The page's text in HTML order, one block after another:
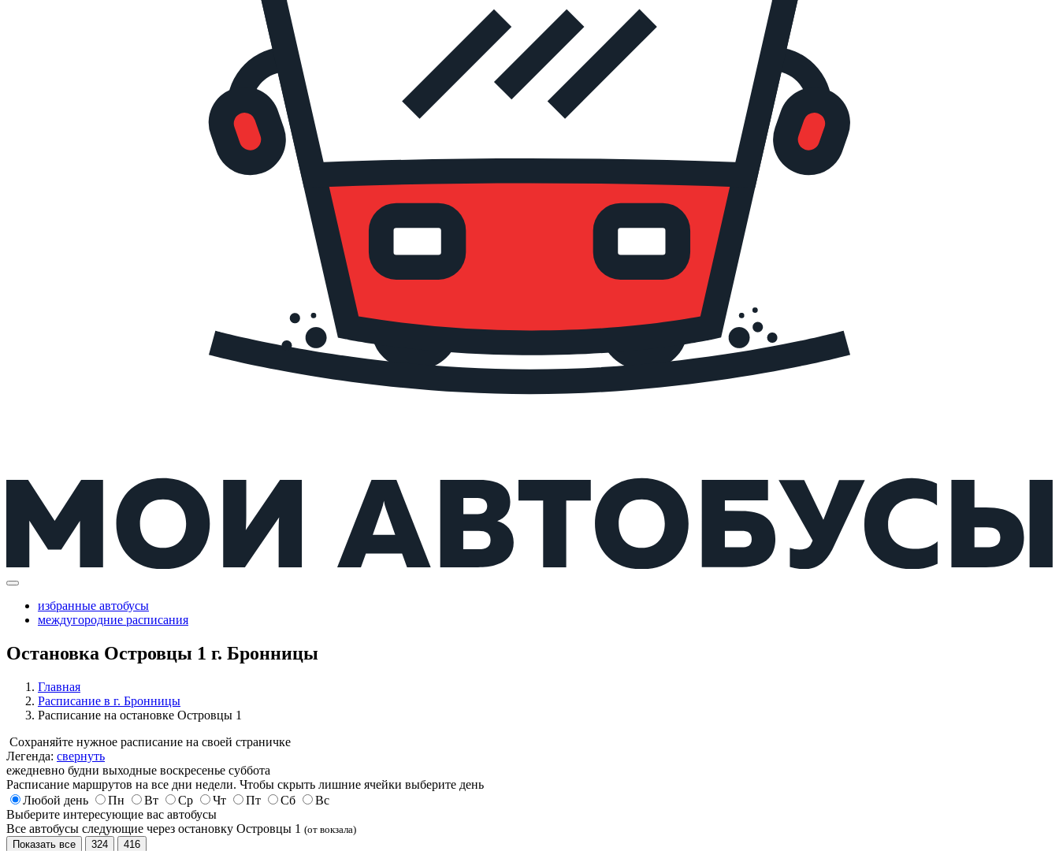
избранные автобусы
междугородние расписания
Остановка Островцы 1 г. Бронницы
Главная
Расписание в г. Бронницы
Расписание на остановке Островцы 1
Сохраняйте нужное расписание на своей страничке
Легенда: свернуть
ежедневно будни выходные воскресенье суббота
Расписание маршрутов на все дни недели. Чтобы скрыть лишние ячейки выберите день
Любой день
Пн Вт Ср Чт Пт Сб
Вс
Выберите интересующие вас автобусы
Все автобусы следующие через остановку Островцы 1 (от вокзала)
Показать все
324 416